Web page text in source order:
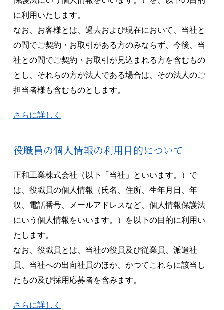
に利用いたします。
なお、お客様とは、過去および現在において、当社と
の間でご契約・お取引がある方のみならず、今後、当
社との間でご契約・お取引が見込まれる方を含むもの
とし、それらの方が法人である場合は、その法人のご
担当者様も含むものとします。
さらに詳しく
役職員の個人情報の利用目的について
正和工業株式会社（以下「当社」といいます。）で
は、役職員の個人情報（氏名、住所、生年月日、年
収、電話番号、メールアドレスなど、個人情報保護法
にいう個人情報をいいます。）を以下の目的に利用い
たします。
なお、役職員とは、当社の役員及び従業員、派遣社
員、当社への出向社員のほか、かつてこれらに該当し
たもの及び採用応募者を含みます。
さらに詳しく